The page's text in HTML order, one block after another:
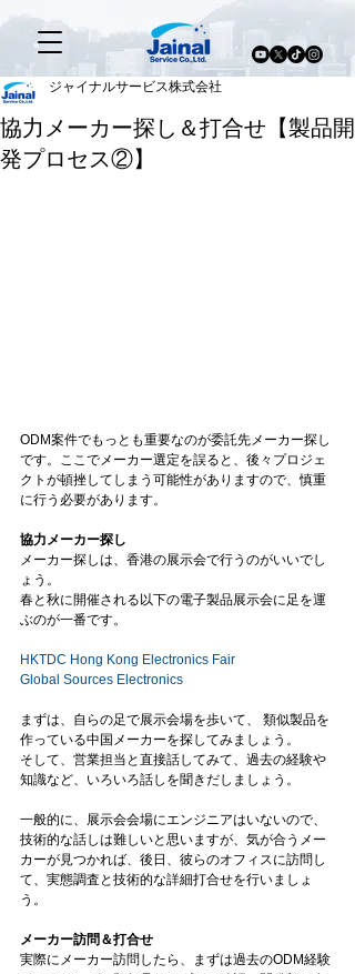
協力メーカー探し＆打合せ【製品開
発プロセス②】
ジャイナルサービス株式会社
ODM案件でもっとも重要なのが委託先メーカー探し
です。ここでメーカー選定を誤ると、後々プロジェ
クトが頓挫してしまう可能性がありますので、慎重
に行う必要があります。
協力メーカー探し
メーカー探しは、香港の展示会で行うのがいいでし
ょう。
春と秋に開催される以下の電子製品展示会に足を運
ぶのが一番です。
HKTDC Hong Kong Electronics Fair
Global Sources Electronics
まずは、自らの足で展示会場を歩いて、 類似製品を
作っている中国メーカーを探してみましょう。
そして、営業担当と直接話してみて、過去の経験や
知識など、いろいろ話しを聞きだしましょう。
一般的に、展示会会場にエンジニアはいないので、
技術的な話しは難しいと思いますが、気が合うメー
カーが見つかれば、後日、彼らのオフィスに訪問し
て、実態調査と技術的な詳細打合せを行いましょ
う。
メーカー訪問＆打合せ
実際にメーカー訪問したら、まずは過去のODM経験